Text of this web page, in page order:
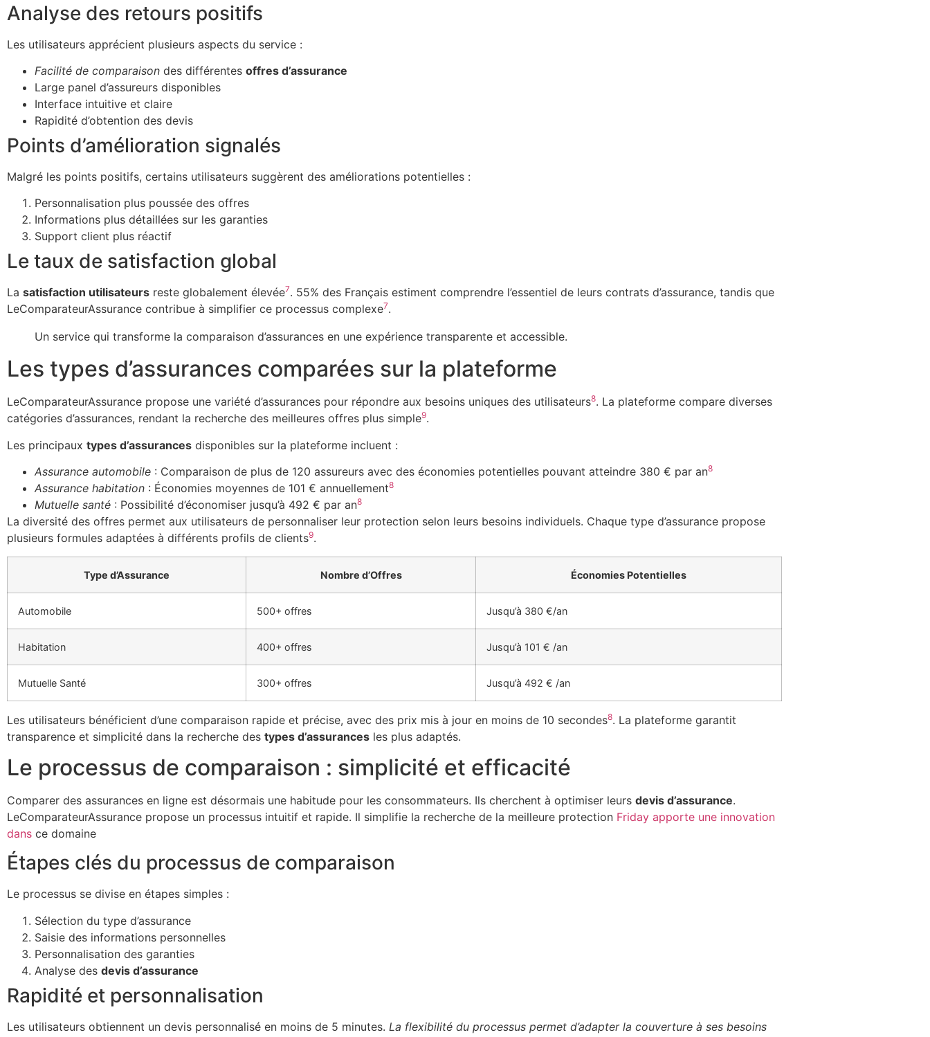
Analyse des retours positifs
Les utilisateurs apprécient plusieurs aspects du service :
Facilité de comparaison des différentes offres d’assurance
Large panel d’assureurs disponibles
Interface intuitive et claire
Rapidité d’obtention des devis
Points d’amélioration signalés
Malgré les points positifs, certains utilisateurs suggèrent des améliorations potentielles :
Personnalisation plus poussée des offres
Informations plus détaillées sur les garanties
Support client plus réactif
Le taux de satisfaction global
La satisfaction utilisateurs reste globalement élevée7. 55% des Français estiment comprendre l’essentiel de leurs contrats d’assurance, tandis que
LeComparateurAssurance contribue à simplifier ce processus complexe7.
Un service qui transforme la comparaison d’assurances en une expérience transparente et accessible.
Les types d’assurances comparées sur la plateforme
LeComparateurAssurance propose une variété d’assurances pour répondre aux besoins uniques des utilisateurs8. La plateforme compare diverses
catégories d’assurances, rendant la recherche des meilleures offres plus simple9.
Les principaux types d’assurances disponibles sur la plateforme incluent :
Assurance automobile : Comparaison de plus de 120 assureurs avec des économies potentielles pouvant atteindre 380 € par an8
Assurance habitation : Économies moyennes de 101 € annuellement8
Mutuelle santé : Possibilité d’économiser jusqu’à 492 € par an8
La diversité des offres permet aux utilisateurs de personnaliser leur protection selon leurs besoins individuels. Chaque type d’assurance propose
plusieurs formules adaptées à différents profils de clients9.
Type d’Assurance Nombre d’Offres Économies Potentielles
Automobile 500+ offres Jusqu’à 380 €/an
Habitation 400+ offres Jusqu’à 101 € /an
Mutuelle Santé 300+ offres Jusqu’à 492 € /an
Les utilisateurs bénéficient d’une comparaison rapide et précise, avec des prix mis à jour en moins de 10 secondes8. La plateforme garantit
transparence et simplicité dans la recherche des types d’assurances les plus adaptés.
Le processus de comparaison : simplicité et efficacité
Comparer des assurances en ligne est désormais une habitude pour les consommateurs. Ils cherchent à optimiser leurs devis d’assurance.
LeComparateurAssurance propose un processus intuitif et rapide. Il simplifie la recherche de la meilleure protection Friday apporte une innovation
dans ce domaine
Étapes clés du processus de comparaison
Le processus se divise en étapes simples :
Sélection du type d’assurance
Saisie des informations personnelles
Personnalisation des garanties
Analyse des devis d’assurance
Rapidité et personnalisation
Les utilisateurs obtiennent un devis personnalisé en moins de 5 minutes. La flexibilité du processus permet d’adapter la couverture à ses besoins